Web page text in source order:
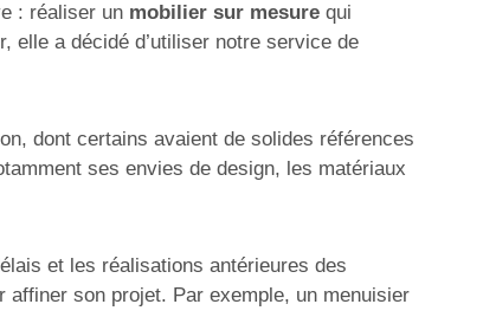
: réaliser un mobilier sur mesure qui
elle a décidé d’utiliser notre service de
dont certains avaient de solides références
ses envies de design, les matériaux
et les réalisations antérieures des
son projet. Par exemple, un menuisier